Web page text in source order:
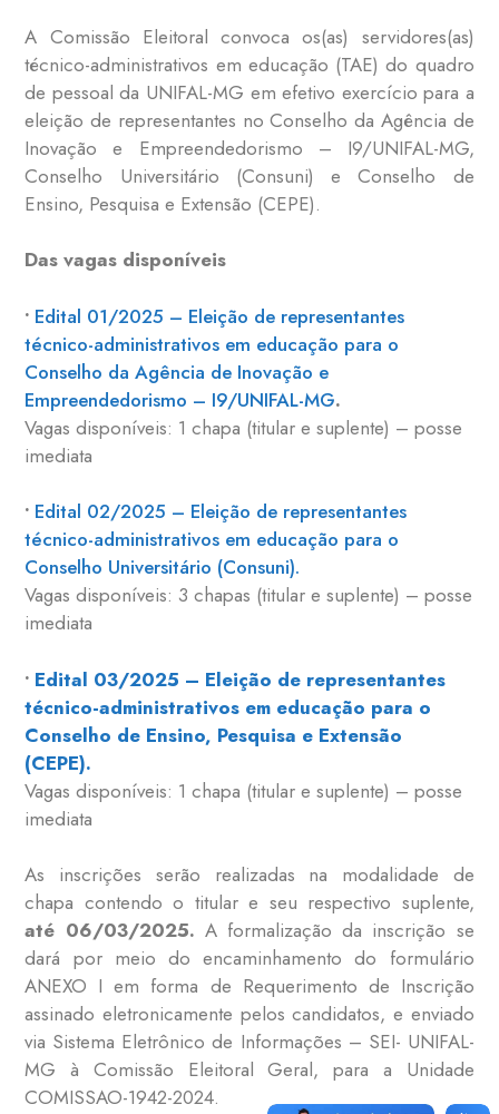
A Comissão Eleitoral convoca os(as) servidores(as)
técnico-administrativos em educação (TAE) do quadro
de pessoal da UNIFAL-MG em efetivo exercício para a
eleição de representantes no Conselho da Agência de
Inovação e Empreendedorismo – I9/UNIFAL-MG,
Conselho Universitário (Consuni) e Conselho de
Ensino, Pesquisa e Extensão (CEPE).
Das vagas disponíveis
• Edital 01/2025 – Eleição de representantes
técnico-administrativos em educação para o
Conselho da Agência de Inovação e
Empreendedorismo – I9/UNIFAL-MG.
Vagas disponíveis: 1 chapa (titular e suplente) – posse
imediata
• Edital 02/2025 – Eleição de representantes
técnico-administrativos em educação para o
Conselho Universitário (Consuni).
Vagas disponíveis: 3 chapas (titular e suplente) – posse
imediata
• Edital 03/2025 – Eleição de representantes
técnico-administrativos em educação para o
Conselho de Ensino, Pesquisa e Extensão
(CEPE).
Vagas disponíveis: 1 chapa (titular e suplente) – posse
imediata
As inscrições serão realizadas na modalidade de
chapa contendo o titular e seu respectivo suplente,
até 06/03/2025. A formalização da inscrição se
dará por meio do encaminhamento do formulário
ANEXO I em forma de Requerimento de Inscrição
assinado eletronicamente pelos candidatos, e enviado
via Sistema Eletrônico de Informações – SEI- UNIFAL-
MG à Comissão Eleitoral Geral, para a Unidade
COMISSAO-1942-2024.